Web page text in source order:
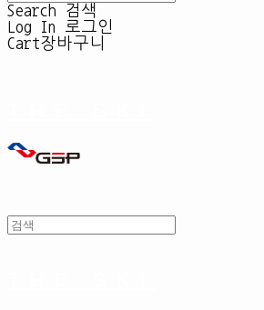
Search
검색
Log In
로그인
Cart장바구니